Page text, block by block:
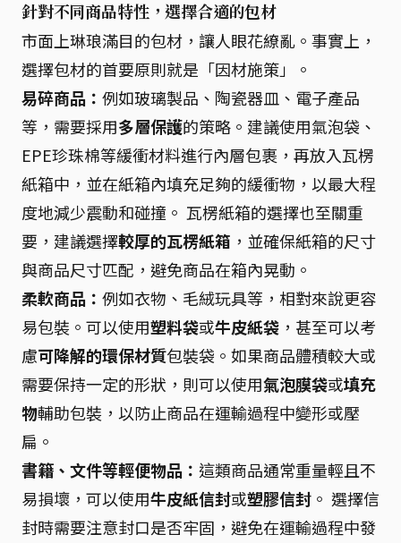
針對不同商品特性，選擇合適的包材
市面上琳琅滿目的包材，讓人眼花繚亂。事實上，
選擇包材的首要原則就是「因材施策」。
易碎商品： 例如玻璃製品、陶瓷器皿、電子產品
等，需要採用多層保護的策略。建議使用氣泡袋、
EPE珍珠棉等緩衝材料進行內層包裹，再放入瓦楞
紙箱中，並在紙箱內填充足夠的緩衝物，以最大程
度地減少震動和碰撞。 瓦楞紙箱的選擇也至關重
要，建議選擇較厚的瓦楞紙箱 ，並確保紙箱的尺寸
與商品尺寸匹配，避免商品在箱內晃動。
柔軟商品： 例如衣物、毛絨玩具等，相對來說更容
易包裝。可以使用塑料袋或牛皮紙袋 ，甚至可以考
慮可降解的環保材質包裝袋。如果商品體積較大或
需要保持一定的形狀，則可以使用氣泡膜袋或填充
物輔助包裝，以防止商品在運輸過程中變形或壓
扁。
書籍、文件等輕便物品： 這類商品通常重量輕且不
易損壞，可以使用牛皮紙信封或塑膠信封 。 選擇信
封時需要注意封口是否牢固，避免在運輸過程中發